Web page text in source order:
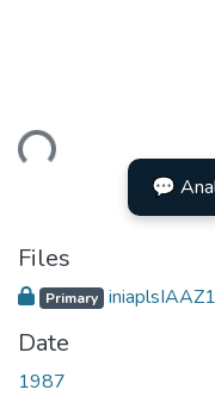
💬
Files
Primary
Date
1987